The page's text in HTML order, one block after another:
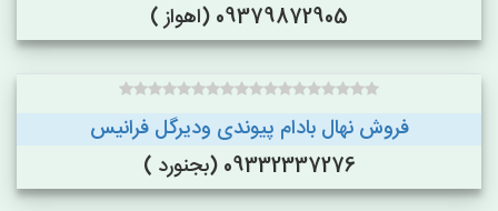
09379872905 (اهواز )
فروش نهال بادام پیوندی ودیرگل فرانیس
09332337276 (بجنورد )